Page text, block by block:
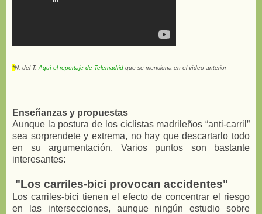
*N. del T: Aquí el reportaje de Telemadrid que se menciona en el vídeo anterior
Enseñanzas y propuestas
Aunque la postura de los ciclistas madrileños “anti-carril”
sea sorprendete y extrema, no hay que descartarlo todo
en su argumentación. Varios puntos son bastante
interesantes:
"Los carriles-bici provocan accidentes"
Los carriles-bici tienen el efecto de concentrar el riesgo
en las intersecciones, aunque ningún estudio sobre